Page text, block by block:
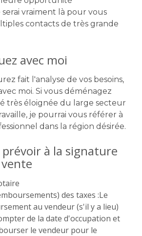
serai vraiment là pour vous
contacts de très grande
avec moi
fait l'analyse de vos besoins,
moi. Si vous déménagez
très éloignée du large secteur
je pourrai vous référer à
dans la région désirée.
prévoir à la signature
des taxes :Le
au vendeur (s'il y a lieu)
de la date d'occupation et
le vendeur pour le